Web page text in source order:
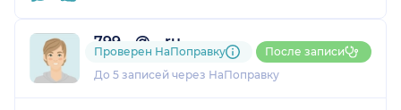
799....@....ru
1 оценка
До 5 записей через НаПоправку
Проверен НаПоправку После записи